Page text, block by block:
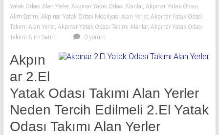
alan
yerler
olarak
2.el
yatak
odası,
Klasik
yatak
odası,
Avangard
yatak
Yatak Odası Alan Yerler, Akpınar Yatak Odası Alanlar, Akpınar Yatak Odası
Alım Satım, Akpınar Yatak Odası Mobilyası Alan Yerler, Akpınar Yatak Odası
Takımı Alan Yerler, Akpınar Yatak Odası Takımı Alanlar, Akpınar Yatak Odası
Takımı Alım Satım
0 yorum
Akpın
ar 2.El
Yatak Odası Takımı Alan Yerler
Neden Tercih Edilmeli 2.El Yatak
Odası Takımı Alan Yerler